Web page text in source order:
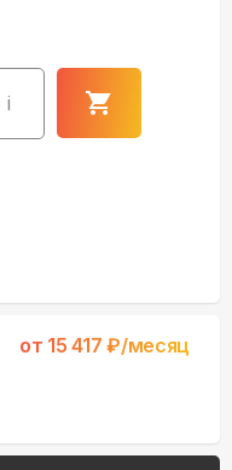
i
от 15 417 ₽/месяц